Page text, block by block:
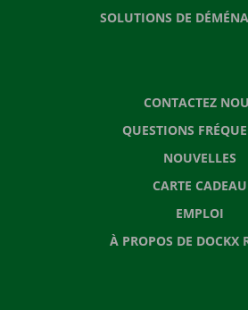
SOLUTIONS DE
CONTACTEZ
QUESTIONS
NOUVELLES
CARTE CADEAU
EMPLOI
À PROPOS DE DOCKX